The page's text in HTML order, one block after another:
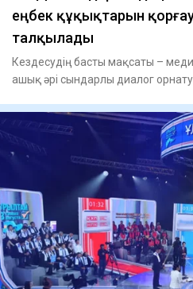
еңбек құқықтарын
талқылады
Кездесудің басты мақсаты –
ашық әрі сындарлы диалог